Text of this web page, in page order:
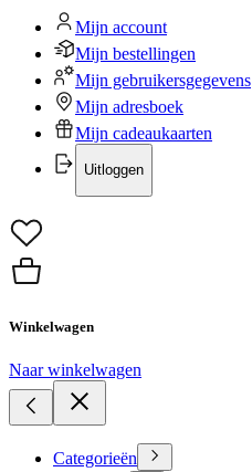
Mijn account
Mijn bestellingen
Mijn gebruikersgegevens
Mijn adresboek
Mijn cadeaukaarten
Uitloggen
Winkelwagen
Naar winkelwagen
Categorieën